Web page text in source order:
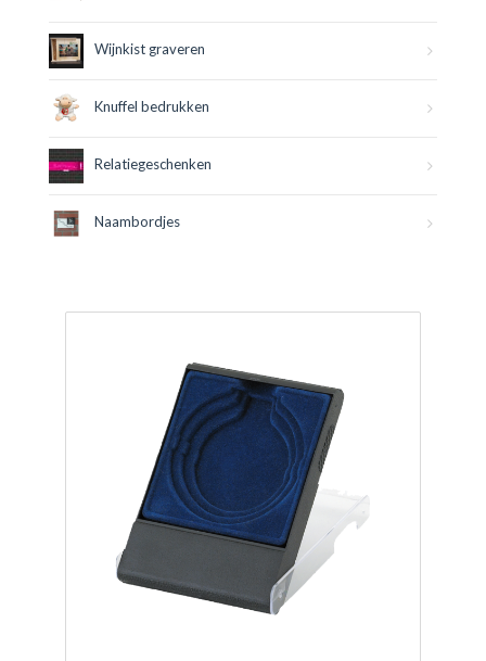
Wijnkist graveren
Knuffel bedrukken
Relatiegeschenken
Naambordjes